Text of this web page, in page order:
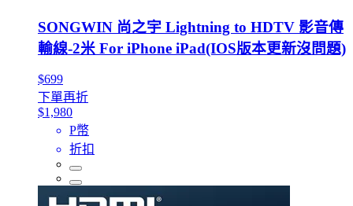
SONGWIN 尚之宇 Lightning to HDTV 影音傳
輸線-2米 For iPhone iPad(IOS版本更新沒問題)
$699
下單再折
$1,980
P幣
折扣